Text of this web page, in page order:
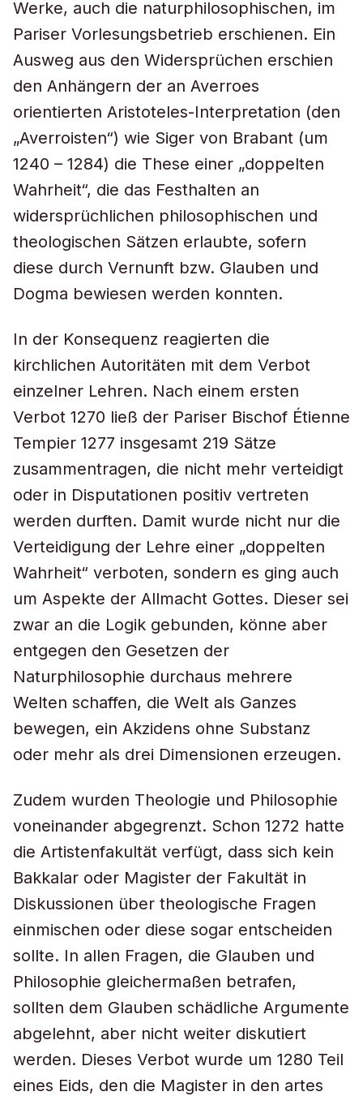
Werke, auch die naturphilosophischen, im
Pariser Vorlesungsbetrieb erschienen. Ein
Ausweg aus den Widersprüchen erschien
den Anhängern der an Averroes
orientierten Aristoteles-Interpretation (den
„Averroisten“) wie Siger von Brabant (um
1240 – 1284) die These einer „doppelten
Wahrheit“, die das Festhalten an
widersprüchlichen philosophischen und
theologischen Sätzen erlaubte, sofern
diese durch Vernunft bzw. Glauben und
Dogma bewiesen werden konnten.
In der Konsequenz reagierten die
kirchlichen Autoritäten mit dem Verbot
einzelner Lehren. Nach einem ersten
Verbot 1270 ließ der Pariser Bischof Étienne
Tempier 1277 insgesamt 219 Sätze
zusammentragen, die nicht mehr verteidigt
oder in Disputationen positiv vertreten
werden durften. Damit wurde nicht nur die
Verteidigung der Lehre einer „doppelten
Wahrheit“ verboten, sondern es ging auch
um Aspekte der Allmacht Gottes. Dieser sei
zwar an die Logik gebunden, könne aber
entgegen den Gesetzen der
Naturphilosophie durchaus mehrere
Welten schaffen, die Welt als Ganzes
bewegen, ein Akzidens ohne Substanz
oder mehr als drei Dimensionen erzeugen.
Zudem wurden Theologie und Philosophie
voneinander abgegrenzt. Schon 1272 hatte
die Artistenfakultät verfügt, dass sich kein
Bakkalar oder Magister der Fakultät in
Diskussionen über theologische Fragen
einmischen oder diese sogar entscheiden
sollte. In allen Fragen, die Glauben und
Philosophie gleichermaßen betrafen,
sollten dem Glauben schädliche Argumente
abgelehnt, aber nicht weiter diskutiert
werden. Dieses Verbot wurde um 1280 Teil
eines Eids, den die Magister in den artes